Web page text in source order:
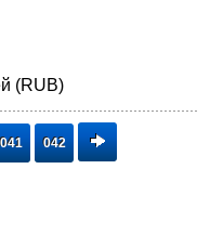
(RUB)
041 042